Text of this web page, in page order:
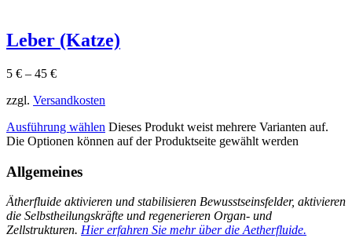
Leber (Katze)
5 € – 45 €
zzgl. Versandkosten
Ausführung wählen Dieses Produkt weist mehrere Varianten auf.
Die Optionen können auf der Produktseite gewählt werden
Allgemeines
Ätherfluide aktivieren und stabilisieren Bewusstseinsfelder, aktivieren
die Selbstheilungskräfte und regenerieren Organ- und
Zellstrukturen. Hier erfahren Sie mehr über die Aetherfluide.